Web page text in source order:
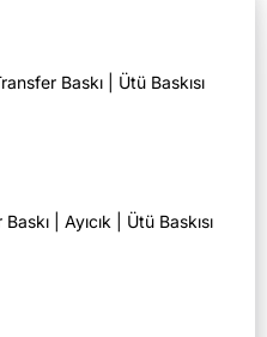
Baskı | Ütü Baskısı
| Ayıcık | Ütü Baskısı